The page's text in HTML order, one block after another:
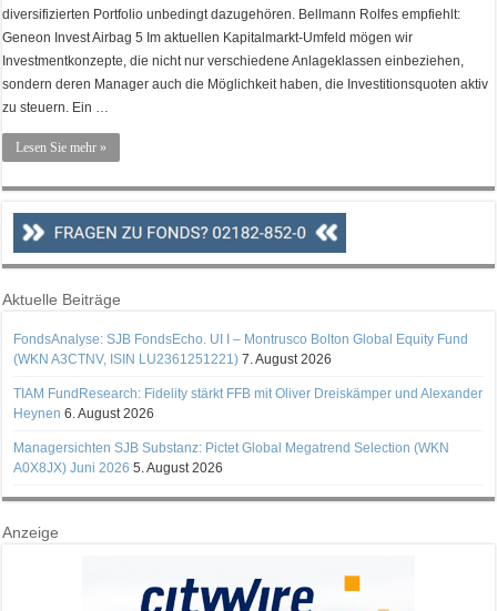
diversifizierten Portfolio unbedingt dazugehören. Bellmann Rolfes empfiehlt:
Geneon Invest Airbag 5 Im aktuellen Kapitalmarkt-Umfeld mögen wir
Investmentkonzepte, die nicht nur verschiedene Anlageklassen einbeziehen,
sondern deren Manager auch die Möglichkeit haben, die Investitionsquoten aktiv
zu steuern. Ein …
Lesen Sie mehr »
Aktuelle Beiträge
FondsAnalyse: SJB FondsEcho. UI I – Montrusco Bolton Global Equity Fund
(WKN A3CTNV, ISIN LU2361251221) 7. August 2026
TIAM FundResearch: Fidelity stärkt FFB mit Oliver Dreiskämper und Alexander
Heynen 6. August 2026
Managersichten SJB Substanz: Pictet Global Megatrend Selection (WKN
A0X8JX) Juni 2026 5. August 2026
Anzeige